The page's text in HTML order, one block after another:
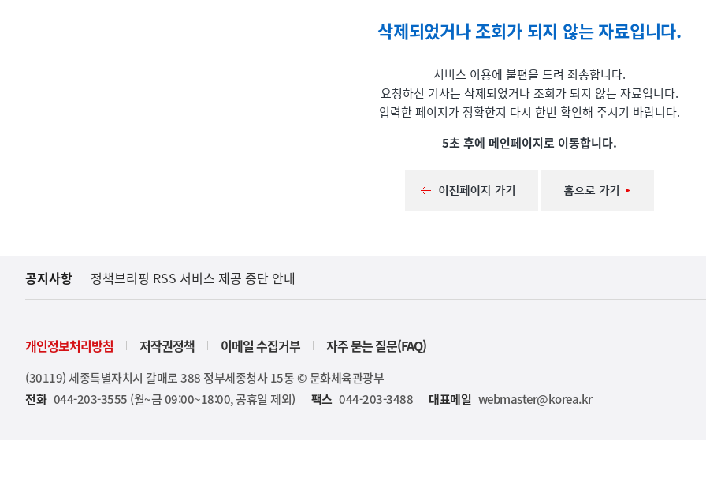
삭제되었거나 조회가 되지 않는 자료입니다.
서비스 이용에 불편을 드려 죄송합니다.
요청하신 기사는 삭제되었거나 조회가 되지 않는 자료입니다.
입력한 페이지가 정확한지 다시 한번 확인해 주시기 바랍니다.
5초 후에 메인페이지로 이동합니다.
공지사항 정책브리핑 RSS 서비스 제공 중단 안내
개인정보처리방침 저작권정책 이메일 수집거부 자주 묻는 질문(FAQ)
(30119) 세종특별자치시 갈매로 388 정부세종청사 15동 © 문화체육관광부
전화 044-203-3555 (월~금 09:00~18:00, 공휴일 제외) 팩스 044-203-3488 대표메일 webmaster@korea.kr